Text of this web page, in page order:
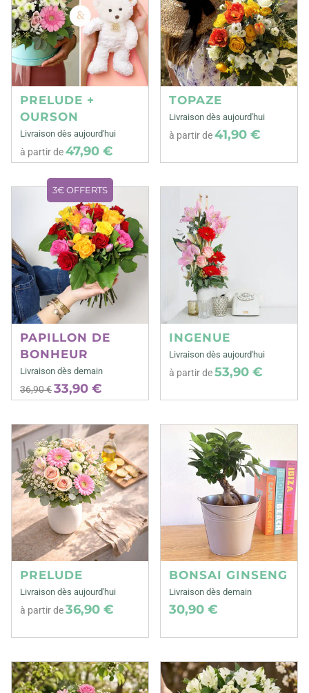
PRELUDE +
OURSON
Livraison dès aujourd'hui
à partir de47,90 €
TOPAZE
Livraison dès aujourd'hui
à partir de41,90 €
3€ OFFERTS
PAPILLON DE
BONHEUR
Livraison dès demain
36,90 €33,90 €
INGENUE
Livraison dès aujourd'hui
à partir de53,90 €
PRELUDE
Livraison dès aujourd'hui
à partir de36,90 €
BONSAI GINSENG
Livraison dès demain
30,90 €